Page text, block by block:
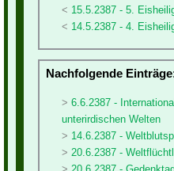
15.5.2387 - 5.
14.5.2387 - 4.
Nachfolgende
6.6.2387 -
unterirdischen Welten
14.6.2387 -
20.6.2387 -